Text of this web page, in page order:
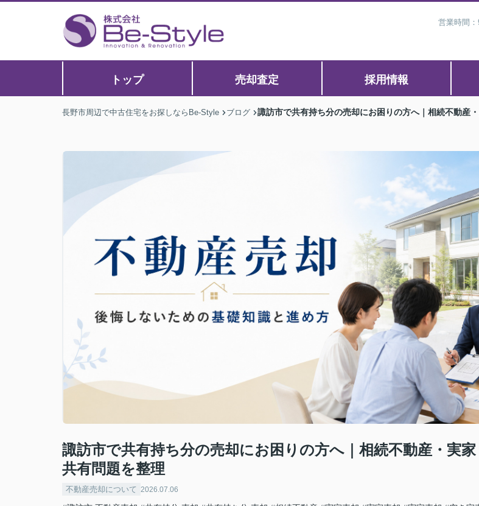
営業時間
トップ 売却査定 採用情報
長野市周辺で中古住宅をお探しならBe-Style ブログ 諏訪市で共有持ち分の売却にお困りの方へ｜相続不動産
諏訪市で共有持ち分の売却にお困りの方へ｜相続不動産・実
共有問題を整理
不動産売却について 2026.07.06